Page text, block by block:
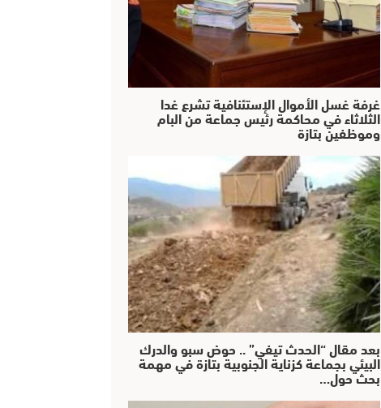
غرفة غسل الأموال الإستئنافية تشرع غدا
الثلاثاء في محاكمة رئيس جماعة من البام
وموظفين بتازة
بعد مقال “الحدث تيفي” .. حوض سبو والدرك
البيئي بجماعة كزناية الجنوبية بتازة في مهمة
بحث حول…